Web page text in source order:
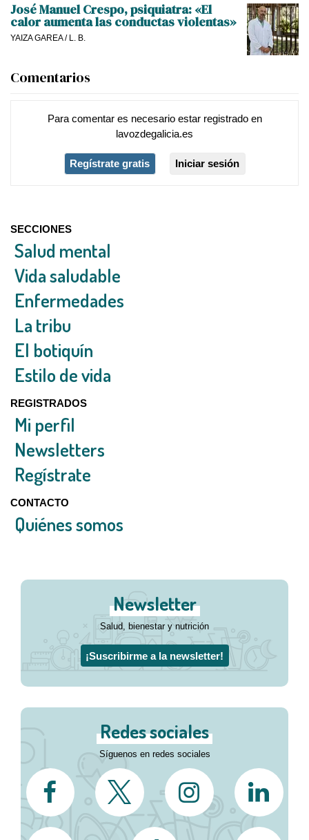
José Manuel Crespo, psiquiatra: «El
calor aumenta las conductas violentas»
YAIZA GAREA/ L. B.
Comentarios
Para comentar es necesario estar registradoen
lavozdegalicia.es
Regístrate gratis Iniciar sesión
SECCIONES
Salud mental
Vida saludable
Enfermedades
La tribu
El botiquín
Estilo de vida
REGISTRADOS
Mi perfil
Newsletters
Regístrate
CONTACTO
Quiénes somos
Newsletter
Salud, bienestar y nutrición
¡Suscribirme a la newsletter!
Redes sociales
Síguenos en redes sociales